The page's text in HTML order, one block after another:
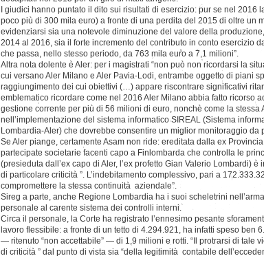
I giudici hanno puntato il dito sui risultati di esercizio: pur se nel 2016
poco più di 300 mila euro) a fronte di una perdita del 2015 di oltre un
evidenziarsi sia una notevole diminuzione del valore della
2014 al 2016, sia il forte incremento del contributo in conto esercizio
che passa, nello stesso periodo, da 763 mila euro a 7,1 milioni”.
Altra nota dolente è Aler: per i magistrati “non può non ricordarsi la
cui versano Aler Milano e Aler Pavia-Lodi, entrambe oggetto di piani
raggiungimento dei cui obiettivi (…) appare riscontrare significativi
emblematico ricordare come nel 2016 Aler Milano abbia fatto ricorso
gestione corrente per più di 56 milioni di euro, nonchè come la stessa
nell’implementazione del sistema informatico SIREAL (Sistema
Lombardia-Aler) che dovrebbe consentire un miglior monitoraggio da
Se Aler piange, certamente Asam non ride: ereditata dalla ex
partecipate societarie facenti capo a Finlombarda che controlla le
(presieduta dall’ex capo di Aler, l’ex profetto Gian Valerio Lombardi) è
di particolare criticità ”. L’indebitamento complessivo, pari a
compromettere la stessa continuità aziendale”.
Sireg a parte, anche Regione Lombardia ha i suoi scheletrini
personale al carente sistema dei controlli interni.
Circa il personale, la Corte ha registrato l’ennesimo pesante
lavoro flessibile: a fronte di un tetto di 4.294.921, ha infatti speso ben
— ritenuto “non accettabile” — di 1,9 milioni e rotti. “Il protrarsi di tale
di criticità ” dal punto di vista sia “della legitimità contabile